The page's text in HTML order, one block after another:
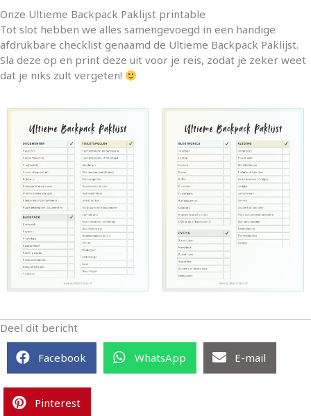
Onze Ultieme Backpack Paklijst printable
Tot slot hebben we alles samengevoegd in een handige
afdrukbare checklist genaamd de Ultieme Backpack Paklijst.
Sla deze op en print deze uit voor je reis, zodat je zeker weet
dat je niks zult vergeten!
Deel dit bericht
Facebook WhatsApp E-mail
Pinterest